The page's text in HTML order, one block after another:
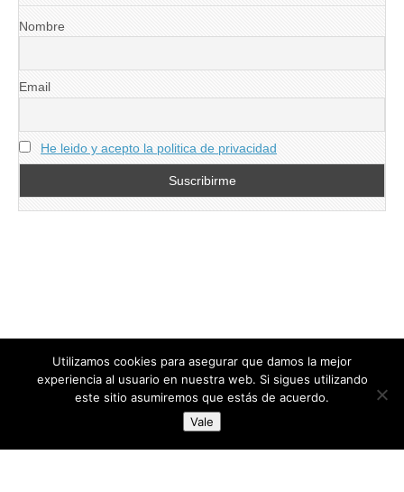
Nombre
Email
He leido y acepto la politica de privacidad
directoresdeseguridad.es
Diseñado por Centro Andaluz de Estudios y Entrenamiento
Utilizamos cookies para asegurar que damos la mejor
experiencia al usuario en nuestra web. Si sigues utilizando
este sitio asumiremos que estás de acuerdo.
Vale